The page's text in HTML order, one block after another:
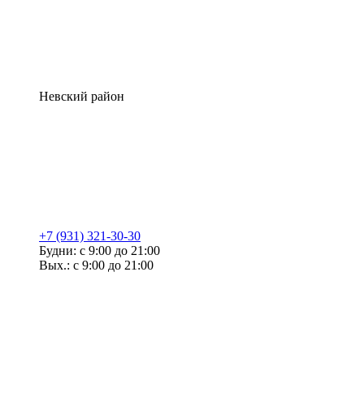
Невский район
+7 (931) 321-30-30
Будни: с 9:00 до 21:00
Вых.: с 9:00 до 21:00